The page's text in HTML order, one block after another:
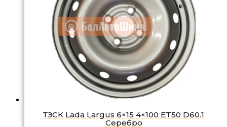
ТЗСК Lada Largus 6×15 4×100 ET50 D60.1
Серебро